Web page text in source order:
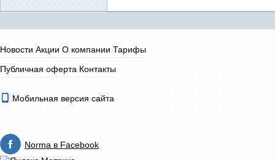
Новости Акции О компании Тарифы
Публичная оферта Контакты
Мобильная версия сайта
Norma в Facebook